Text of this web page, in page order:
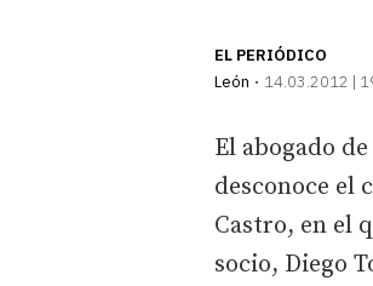
EL PERIÓDICO
León
14.03.2012 |
El abogado
desconoce el
Castro, en el
socio, Diego